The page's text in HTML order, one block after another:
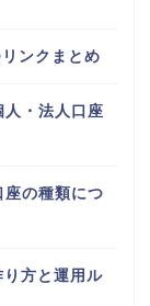
ンクまとめ
・法人口座
の種類につ
方と運用ル